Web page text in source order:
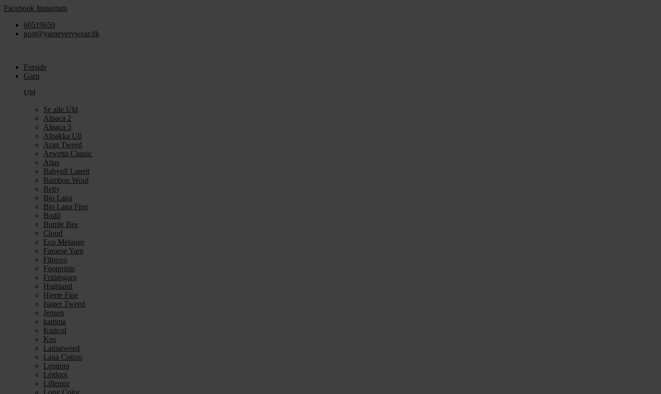
Videre
indhold
Facebook Instagram
60519650
post@yarneverywear.dk
Forside
Garn
Uld
Se alle Uld
Alpaca 2
Alpaca 3
Alpakka Ull
Aran Tweed
Arwetta Classic
Atlas
Babyull Lanett
Bamboo Wool
Betty
Bio Lana
Bio Lana Fine
Bodil
Bumle Bee
Cloud
Eco Melange
Faroese Yarn
Filnovo
Footprints
Fritidsgarn
Highland
Hjerte Fine
Isager Tweed
Jensen
kamma
Knitcol
Kos
Lamatweed
Lana Cotton
Leonora
Léttlopi
Lillemor
Long Color